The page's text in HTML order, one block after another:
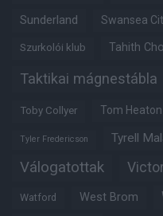
Sunderland Swansea
Szurkolói klub Tahith
Taktikai mágnestábla
Toby Collyer Tom Heaton
Tyler Fredericson Tyrell
Válogatottak
Watford West Brom